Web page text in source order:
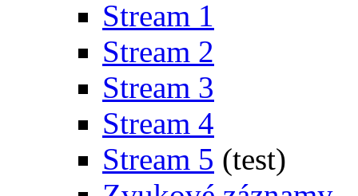
Stream 1
Stream 2
Stream 3
Stream 4
Stream 5 (test)